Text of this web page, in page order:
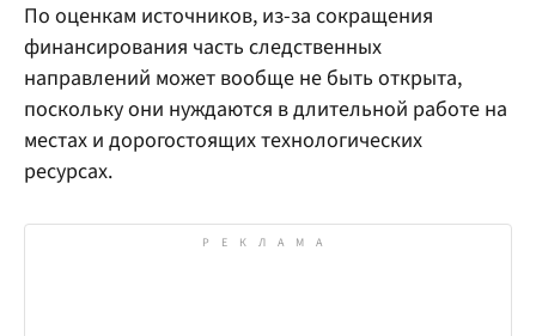
По оценкам источников, из-за сокращения
финансирования часть следственных
направлений может вообще не быть открыта,
поскольку они нуждаются в длительной работе на
местах и дорогостоящих технологических
ресурсах.